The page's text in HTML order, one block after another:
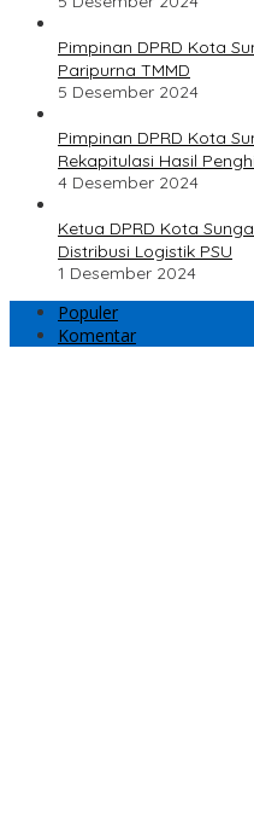
Pimpinan DPRD Kota
Paripurna TMMD
5 Desember 2024
Pimpinan DPRD Kota
Rekapitulasi Hasil
4 Desember 2024
Ketua DPRD Kota
Distribusi Logistik PSU
1 Desember 2024
Populer
Komentar